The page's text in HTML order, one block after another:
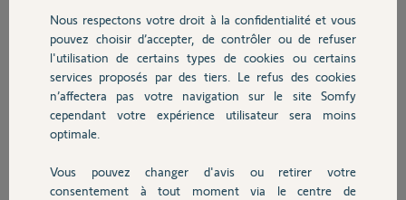
Chauffage
Autres produits
Devis avec un pro
Réponses
Non , internet obligatoire.
Vous pouvez utiliser un vieux smartphone en partage de connexion wifi
Nous respectons votre droit à la confidentialité et vous
pouvez choisir d’accepter, de contrôler ou de refuser
l'utilisation de certains types de cookies ou certains
services proposés par des tiers. Le refus des cookies
n’affectera pas votre navigation sur le site Somfy
cependant votre expérience utilisateur sera moins
optimale.
Vous pouvez changer d'avis ou retirer votre
consentement à tout moment via le centre de